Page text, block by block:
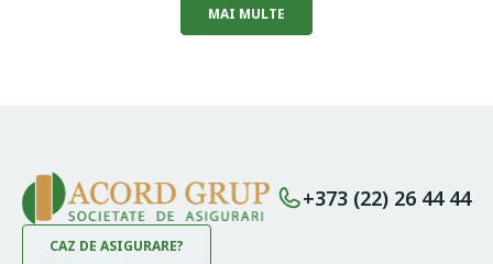
MAI MULTE
+373 (22) 26 44 44
CAZ DE ASIGURARE?